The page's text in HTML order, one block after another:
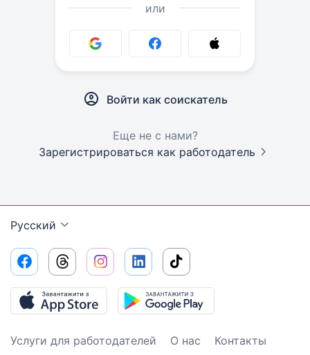
или
Войти как соискатель
Еще не с нами?
Зарегистрироваться как работодатель
Русский
Услуги для работодателей О нас
Контакты